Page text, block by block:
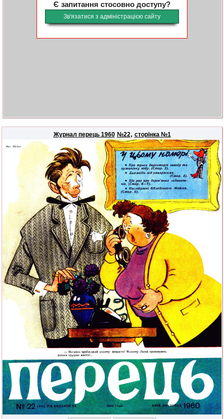
Є запитання стосовно доступу?
Зв'язатися з адміністрацією сайту
Журнал перець 1960 №22, сторінка №1